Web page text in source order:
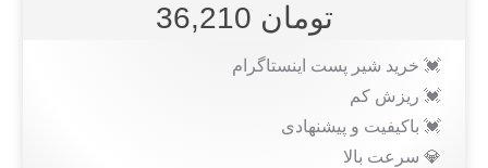
تومان 36,210
💓 خرید شیر پست اینستاگرام
💓 ریزش کم
💓 باکیفیت و پیشنهادی
💎 سرعت بالا